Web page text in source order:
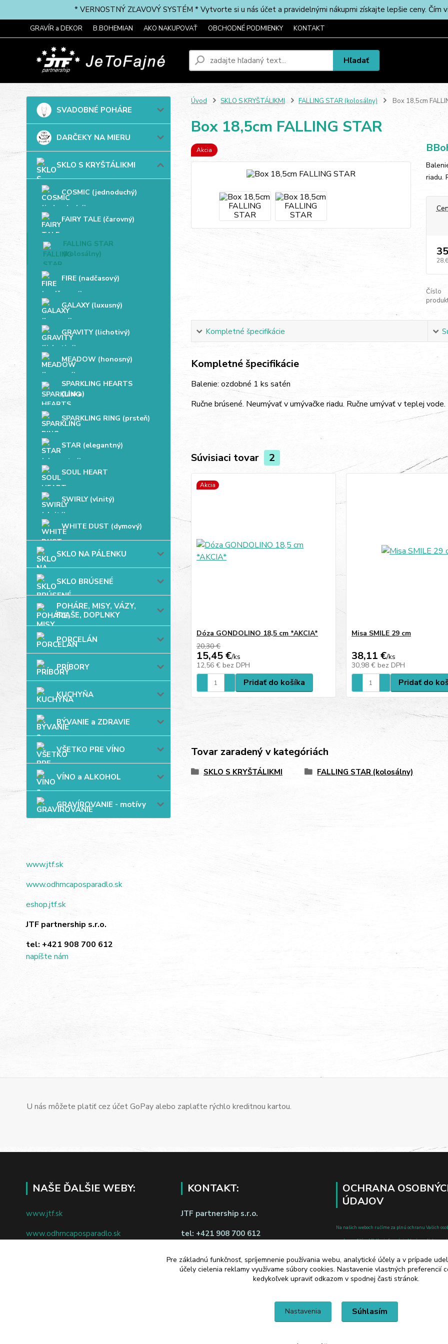
* VERNOSTNÝ ZĽAVOVÝ SYSTÉM * Vytvorte si u nás účet a pravidelnými nákupmi získajte lepšie ceny. Čím
GRAVÍR a DEKOR B.BOHEMIAN AKO NAKUPOVAŤ OBCHODNÉ PODMIENKY KONTAKT
Hľadať
SVADOBNÉ POHÁRE
DARČEKY NA MIERU
SKLO S KRYŠTÁLIKMI
COSMIC (jednoduchý)
FAIRY TALE (čarovný)
FALLING STAR
(kolosálny)
FIRE (nadčasový)
GALAXY (luxusný)
GRAVITY (lichotivý)
MEADOW (honosný)
SPARKLING HEARTS
(láska)
SPARKLING RING (prsteň)
STAR (elegantný)
SOUL HEART
SWIRLY (vlnitý)
WHITE DUST (dymový)
SKLO NA PÁLENKU
SKLO BRÚSENÉ
POHÁRE, MISY, VÁZY,
FĽAŠE, DOPLNKY
PORCELÁN
PRÍBORY
KUCHYŇA
BÝVANIE a ZDRAVIE
VŠETKO PRE VÍNO
VÍNO a ALKOHOL
GRAVÍROVANIE - motívy
www.jtf.sk
www.odhrncaposparadlo.sk
eshop.jtf.sk
JTF partnership s.r.o.
tel: +421 908 700 612
napíšte nám
Úvod SKLO S KRYŠTÁLIKMI FALLING STAR (kolosálny) Box 18,5cm
Box 18,5cm FALLING STAR
Akcia
riadu.
Číslo
Kompletné špecifikácie
Kompletné špecifikácie
Balenie: ozdobné 1 ks satén
Ručne brúsené. Neumývať v umývačke riadu. Ručne umývať v teplej vode.
Súvisiaci tovar 2
Akcia
Dóza GONDOLINO 18,5 cm *AKCIA*
20,30 €
15,45 €/ks
12,56 € bez DPH
Pridať do košíka
Misa SMILE 29 cm
38,11 €/ks
30,98 € bez DPH
Pridať do
Tovar zaradený v kategóriách
SKLO S KRYŠTÁLIKMI FALLING STAR (kolosálny)
U nás môžete platiť cez účet GoPay alebo zaplaťte rýchlo kreditnou kartou.
NAŠE ĎALŠIE WEBY:
www.jtf.sk
www.odhrncaposparadlo.sk
KONTAKT:
JTF partnership s.r.o.
tel: +421 908 700 612
napíšte nám
Odstúpiť od zmluvy tu
OCHRANA
ÚDAJOV
Na našich weboch ručíme za plnú ochranu Vašich
pred zneužitím. Všetky informácie, ktoré uvediete o
a o zmene a doplnení niektorých zákonov.
Pre základnú funkčnosť, spríjemnenie používania webu, analytické účely a v prípade
účely cielenia reklamy využívame súbory cookies. Nastavenie vlastných preferencií
kedykoľvek upraviť odkazom v spodnej časti stránok.
Nastavenia Súhlasím